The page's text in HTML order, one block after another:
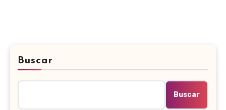
Buscar
Buscar